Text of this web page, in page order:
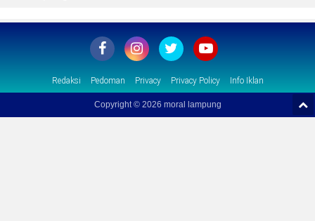
Redaksi Pedoman Privacy Privacy Policy Info Iklan
Copyright © 2026 moral lampung